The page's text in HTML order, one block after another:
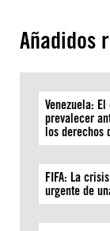
Añadidos
Venezuela:
prevalecer
los derechos
FIFA: La
urgente de